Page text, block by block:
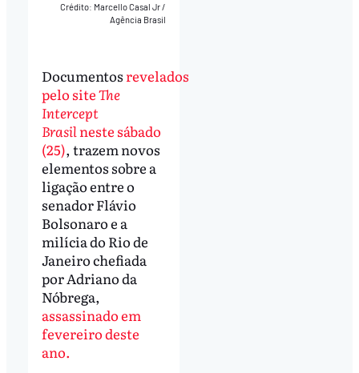
Crédito: Marcello Casal Jr /
Agência Brasil
Documentos revelados
pelo siteThe
Intercept
Brasilneste sábado
(25), trazem novos
elementos sobre a
ligação entre o
senador Flávio
Bolsonaro e a
milícia do Rio de
Janeiro chefiada
por Adriano da
Nóbrega,
assassinado em
fevereiro deste
ano.